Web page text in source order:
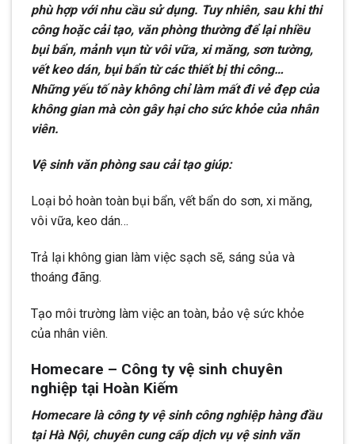
phù hợp với nhu cầu sử dụng. Tuy nhiên, sau khi thi
công hoặc cải tạo, văn phòng thường để lại nhiều
bụi bẩn, mảnh vụn từ vôi vữa, xi măng, sơn tường,
vết keo dán, bụi bẩn từ các thiết bị thi công…
Những yếu tố này không chỉ làm mất đi vẻ đẹp của
không gian mà còn gây hại cho sức khỏe của nhân
viên.
Vệ sinh văn phòng sau cải tạo giúp:
Loại bỏ hoàn toàn bụi bẩn, vết bẩn do sơn, xi măng,
vôi vữa, keo dán…
Trả lại không gian làm việc sạch sẽ, sáng sủa và
thoáng đãng.
Tạo môi trường làm việc an toàn, bảo vệ sức khỏe
của nhân viên.
Homecare – Công ty vệ sinh chuyên
nghiệp tại Hoàn Kiếm
Homecare là công ty vệ sinh công nghiệp hàng đầu
tại Hà Nội, chuyên cung cấp dịch vụ vệ sinh văn